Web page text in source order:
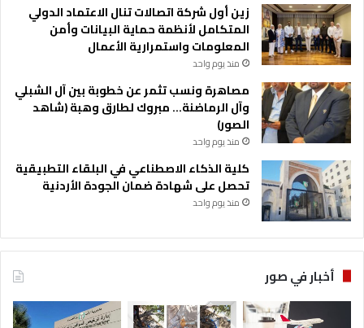
زين أول شركة اتصالات تنال الاعتماد الدولي
المتكامل لأنظمة حماية البيانات وأمن
المعلومات واستمرارية الأعمال
منذ يوم واحد
مصاهرة ونسب تثمر عن خطوبة بين آل الشبلي
وآل الرماضنة… مبروك لطارق وهبة (شاهد
الصور)
منذ يوم واحد
كلية الذكاء الاصطناعي في البلقاء التطبيقية
تحصل على شهادة ضمان الجودة الأردنية
منذ يوم واحد
أخبار في صور